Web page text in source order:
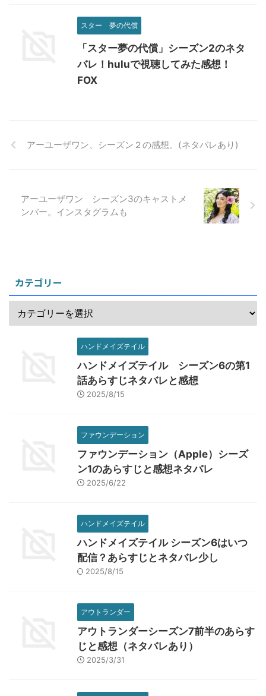
スター 夢の代償
「スター夢の代償」シーズン2のネタ
バレ！huluで視聴してみた感想！
FOX
アーユーザワン、シーズン２の感想。(ネタバレあり)
アーユーザワン シーズン3のキャストメ
ンバー。インスタグラムも
カテゴリー
ハンドメイズテイル
ハンドメイズテイル シーズン6の第1
話あらすじネタバレと感想
2025/8/15
ファウンデーション
ファウンデーション（Apple）シーズ
ン1のあらすじと感想ネタバレ
2025/6/22
ハンドメイズテイル
ハンドメイズテイル シーズン6はいつ
配信？あらすじとネタバレ少し
2025/8/15
アウトランダー
アウトランダーシーズン7前半のあらす
じと感想（ネタバレあり）
2025/3/31